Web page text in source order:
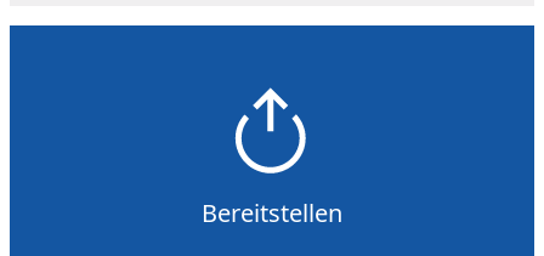
Bereitstellen